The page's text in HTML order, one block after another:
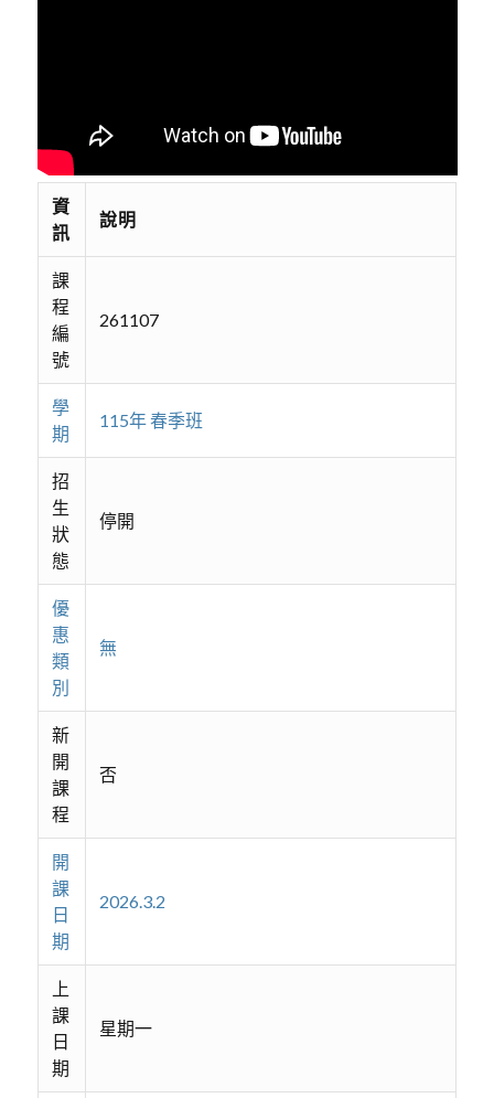
資
訊
說明
課
程
編
號
261107
學
期
115年 春季班
招
生
狀
態
停開
優
惠
類
別
無
新
開
課
程
否
開
課
日
期
2026.3.2
上
課
日
期
星期一